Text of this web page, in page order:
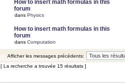
How to insert math formulas in this
forum
dans Physics
How to insert math formulas in this
forum
dans Computation
Afficher les messages précédents:
[ La recherche a trouvée 15 résultats ]